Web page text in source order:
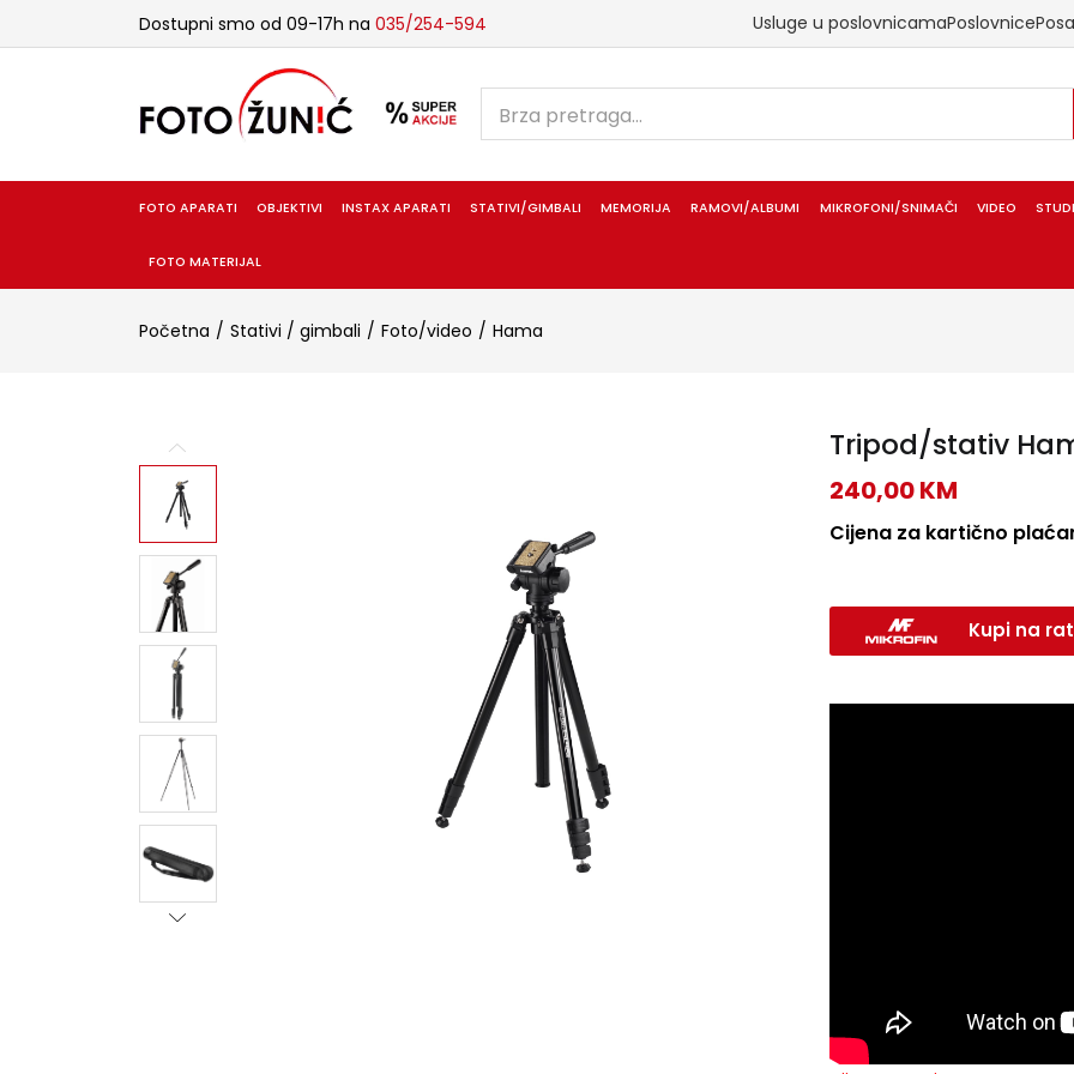
Dostupni smo od 09-17h na 035/254-594 Usluge u poslovnicamaPoslovnice
FOTO APARATI OBJEKTIVI INSTAX APARATI STATIVI/GIMBALI MEMORIJA RAMOVI/ALBUMI MIKROFONI/SNIMAČI VIDEO
FOTO MATERIJAL
Početna Stativi / gimbali Foto/video Hama
Tripod/stativ
240,00KM
Cijena za kartično
Kupi na